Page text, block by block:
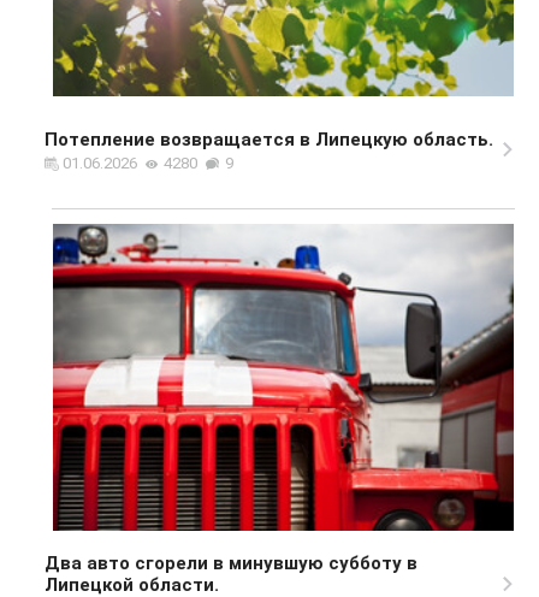
Потепление возвращается в Липецкую область.
01.06.2026 4280 9
Два авто сгорели в минувшую субботу в
Липецкой области.